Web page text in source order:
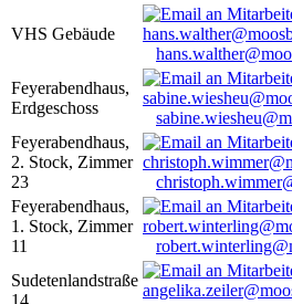
VHS Gebäude
Feyerabendhaus,
Erdgeschoss
Feyerabendhaus,
2. Stock, Zimmer
23
Feyerabendhaus,
1. Stock, Zimmer
11
Sudetenlandstraße
14